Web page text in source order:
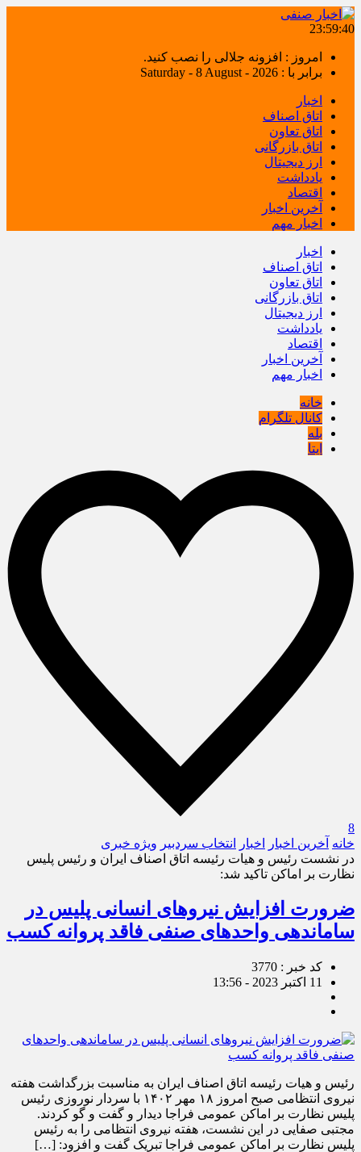
23:59:40
امروز : افزونه جلالی را نصب کنید.
برابر با : Saturday - 8 August - 2026
اخبار
اتاق اصناف
اتاق تعاون
اتاق بازرگانی
ارز دیجیتال
یادداشت
اقتصاد
آخرین اخبار
اخبار مهم
اخبار
اتاق اصناف
اتاق تعاون
اتاق بازرگانی
ارز دیجیتال
یادداشت
اقتصاد
آخرین اخبار
اخبار مهم
خانه
کانال تلگرام
بله
ایتا
8
خانه آخرین اخبار اخبار انتخاب سردبیر ویژه خبری
در نشست رئیس و هیات رئیسه اتاق اصناف ایران و رئیس پلیس
نظارت بر اماکن تاکید شد:
ضرورت افزایش نیروهای انسانی پلیس در
ساماندهی واحدهای صنفی فاقد پروانه کسب
کد خبر : 3770
11 اکتبر 2023 - 13:56
رئیس و هیات رئیسه اتاق اصناف ایران به مناسبت بزرگداشت هفته
نیروی انتظامی صبح امروز ۱۸ مهر ۱۴۰۲ با سردار نوروزی رئیس
پلیس نظارت بر اماکن عمومی فراجا دیدار و گفت و گو کردند.
مجتبی صفایی در این نشست، هفته نیروی انتظامی را به رئیس
پلیس نظارت بر اماکن عمومی فراجا تبریک گفت و افزود: […]